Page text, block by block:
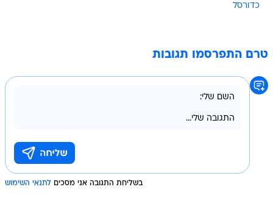
כדורסל
טרם התפרסמו תגובות
בשליחת התגובה אני מסכים לתנאי השימוש